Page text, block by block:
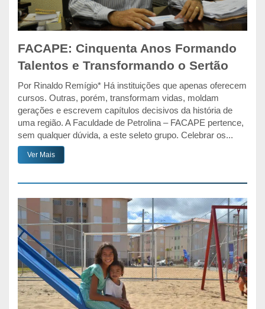
FACAPE: Cinquenta Anos Formando
Talentos e Transformando o Sertão
Por Rinaldo Remígio* Há instituições que apenas oferecem
cursos. Outras, porém, transformam vidas, moldam
gerações e escrevem capítulos decisivos da história de
uma região. A Faculdade de Petrolina – FACAPE pertence,
sem qualquer dúvida, a este seleto grupo. Celebrar os...
Ver Mais